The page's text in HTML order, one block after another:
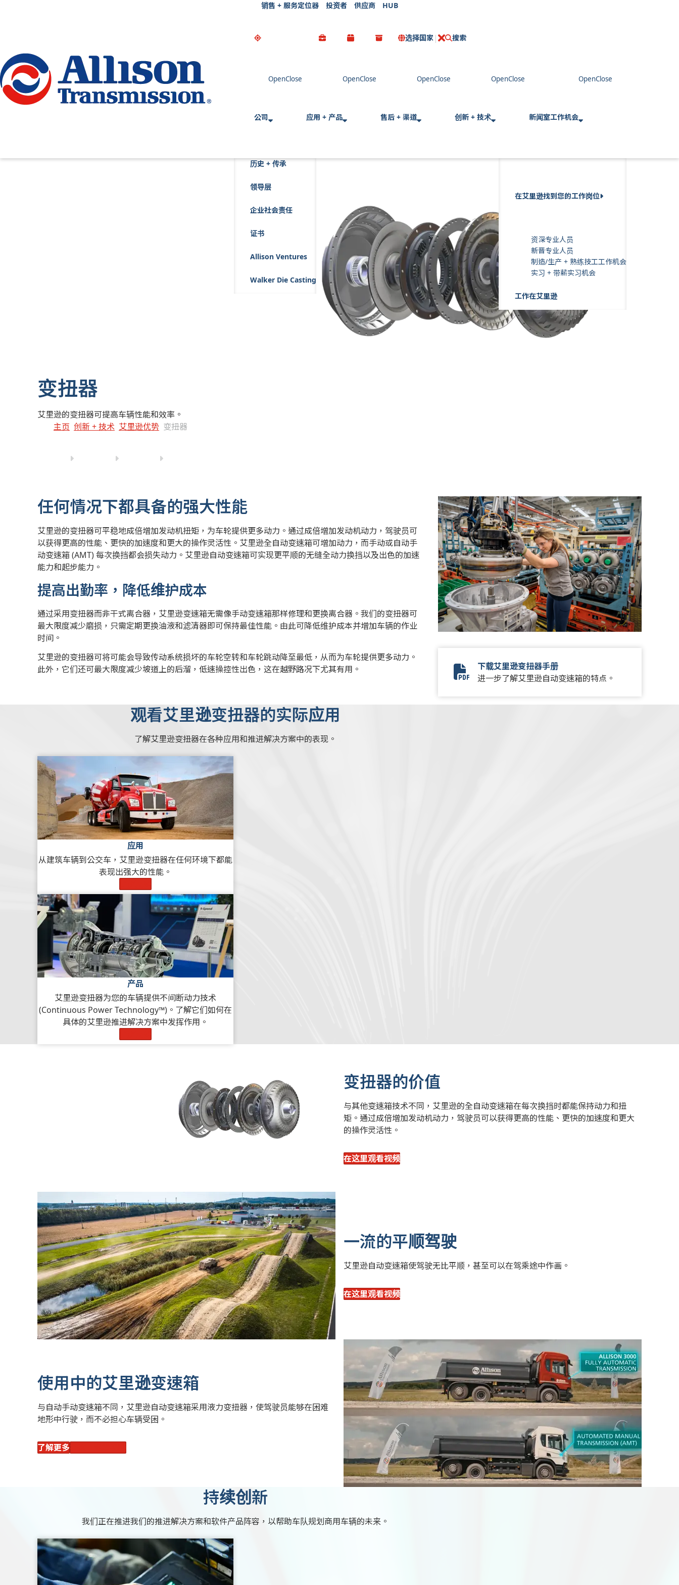
Go Home
销售 + 服务定位器 投资者 供应商 HUB
选择国家 搜索
C
公司
历史 + 传承
领导层
企业社会责任
证书
Allison Ventures
Walker Die Casting
应用 + 产品 售后 + 渠道 创新 + 技术 新闻室工作机会
在艾里逊找到您的工作岗位
资深专业人员
新晋专业人员
制造/生产 + 熟练技工工作机会
实习 + 带薪实习机会
工作在艾里逊
变扭器
艾里逊的变扭器可提高车辆性能和效率。
主页 创新 + 技术 艾里逊优势 变扭器
任何情况下都具备的强大性能
艾里逊的变扭器可平稳地成倍增加发动机扭矩，为车轮提供更多动力。通过成倍增加发动机动力，驾驶员可
以获得更高的性能、更快的加速度和更大的操作灵活性。艾里逊全自动变速箱可增加动力，而手动或自动手
动变速箱 (AMT) 每次换挡都会损失动力。艾里逊自动变速箱可实现更平顺的无缝全动力换挡以及出色的加速
能力和起步能力。
提高出勤率，降低维护成本
通过采用变扭器而非干式离合器，艾里逊变速箱无需像手动变速箱那样修理和更换离合器。我们的变扭器可
最大限度减少磨损，只需定期更换油液和滤清器即可保持最佳性能。由此可降低维护成本并增加车辆的作业
时间。
艾里逊的变扭器可将可能会导致传动系统损坏的车轮空转和车轮跳动降至最低，从而为车轮提供更多动力。
此外，它们还可最大限度减少坡道上的后溜，低速操控性出色，这在越野路况下尤其有用。
Torque Converter Brochure
下载艾里逊变扭器手册
进一步了解艾里逊自动变速箱的特点。
观看艾里逊变扭器的实际应用
了解艾里逊变扭器在各种应用和推进解决方案中的表现。
应用
从建筑车辆到公交车，艾里逊变扭器在任何环境下都能
表现出强大的性能。
产品
艾里逊变扭器为您的车辆提供不间断动力技术
(Continuous Power Technology™)。了解它们如何在
具体的艾里逊推进解决方案中发挥作用。
变扭器的价值
与其他变速箱技术不同，艾里逊的全自动变速箱在每次换挡时都能保持动力和扭
矩。 通过成倍增加发动机动力，驾驶员可以获得更高的性能、更快的加速度和更大
的操作灵活性。
在这里观看视频
一流的平顺驾驶
艾里逊自动变速箱使驾驶无比平顺，甚至可以在驾乘途中作画。
在这里观看视频
使用中的艾里逊变速箱
与自动手动变速箱不同，艾里逊自动变速箱采用液力变扭器，使驾驶员能够在困难
地形中行驶，而不必担心车辆受困。
了解更多 在这里观看视频
持续创新
我们正在推进我们的推进解决方案和软件产品阵容，以帮助车队规划商用车辆的未来。